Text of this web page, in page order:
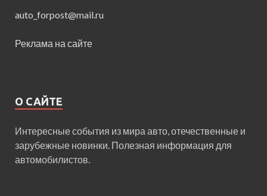
auto_forpost@mail.ru
Реклама на сайте
О САЙТЕ
Интересные события из мира авто, отечественные и
зарубежные новинки. Полезная информация для
автомобилистов.